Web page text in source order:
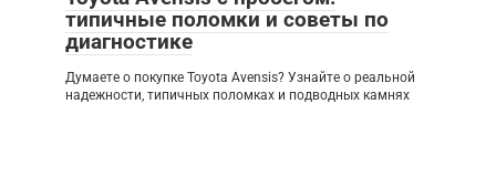
типичные поломки и советы по
диагностике
Думаете о покупке Toyota Avensis? Узнайте о реальной
надежности, типичных поломках и подводных камнях